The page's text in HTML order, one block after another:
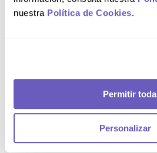
nuestra Política de Cookies.
Permitir
Personalizar
contiene: Bencidamina
Comentarios
Cargando el resumen…